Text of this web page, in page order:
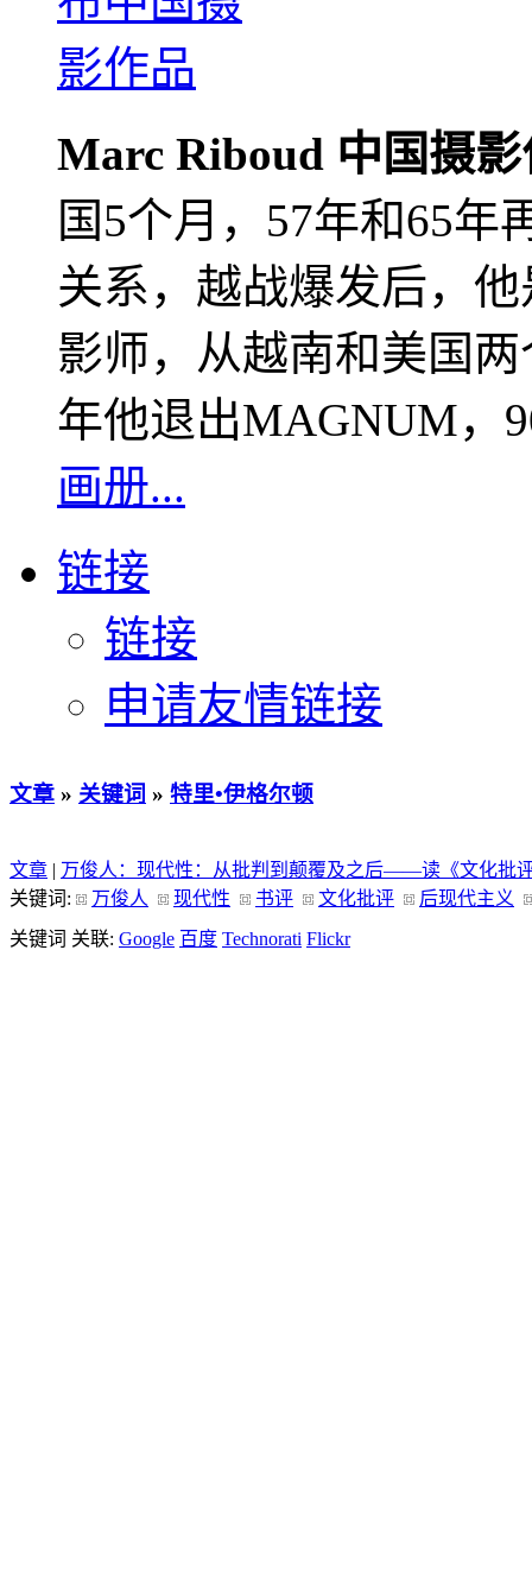
Marc Riboud 中国摄
国5个月，57年和65年
关系，越战爆发后，
影师，从越南和美国
年他退出MAGNUM，
画册...
链接
链接
申请友情链接
文章 » 关键词 » 特里•伊格尔顿
文章 | 万俊人：现代性：从批判到颠覆及之后——读《文化批
关键词:
万俊人 现代性 书评 文化批评
后现代主义
关键词 关联: Google 百度 Technorati Flickr